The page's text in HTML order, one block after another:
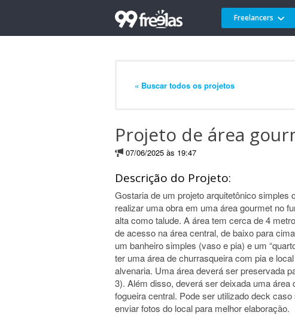
Freelancers
« Buscar todos os projetos
Projeto de área
07/06/2025 às 19:47
Descrição do Projeto:
Gostaria de um projeto arquitetônico
realizar uma obra em uma área gourmet no
alta como talude. A área tem cerca de 4
de acesso na área central, de baixo para
um banheiro simples (vaso e pia) e um
ter uma área de churrasqueira com pia e
alvenaria. Uma área deverá ser preservada
3). Além disso, deverá ser deixada uma
fogueira central. Pode ser utilizado deck
enviar fotos do local para melhor elaboração.